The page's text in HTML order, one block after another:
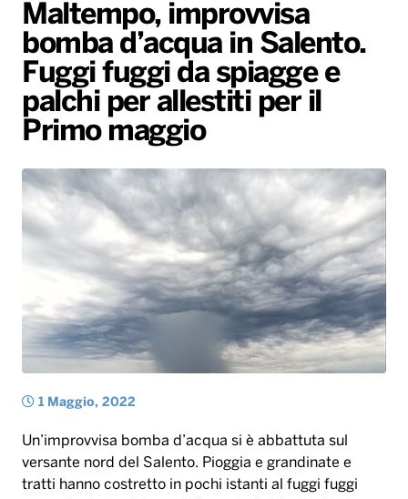
Hit Dance
Giochi&Concorsi
PALATOUR
Locali
Musica e Spettacolo
Sport
Radio Norba Consiglia
Leggerissime
Playlist
Generale
Novità
Notiziario
Interviste
Oroscopo
Speciale Astrabilia 2026
Gallery
Radio Norba News TV
Voce al Bari
Battiti Live 2026
Gallery
Maltempo, improvvisa
bomba d’acqua in Salento.
Fuggi fuggi da spiagge e
palchi per allestiti per il
Primo maggio
1 Maggio, 2022
Un’improvvisa bomba d’acqua si è abbattuta sul
versante nord del Salento. Pioggia e grandinate e
tratti hanno costretto in pochi istanti al fuggi fuggi